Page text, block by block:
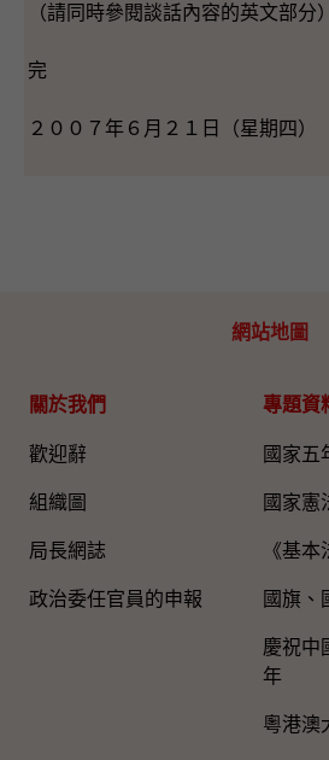
（請同時參閱談話內容的英文部分）
完
２００７年６月２１日（星期四）
網站地圖
關於我們
歡迎辭
組織圖​
局長網誌
政治委任官員的申報
專題資
國家五
國家憲
《基本
國旗、
慶祝中
年
粵港澳